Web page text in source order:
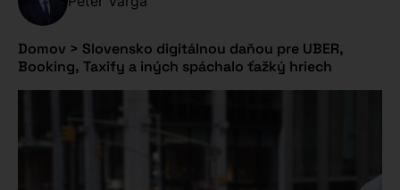
Domov > Slovensko digitálnou daňou pre UBER,
Booking, Taxify a iných spáchalo ťažký hriech